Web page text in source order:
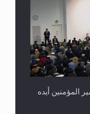
المؤمنين أيده